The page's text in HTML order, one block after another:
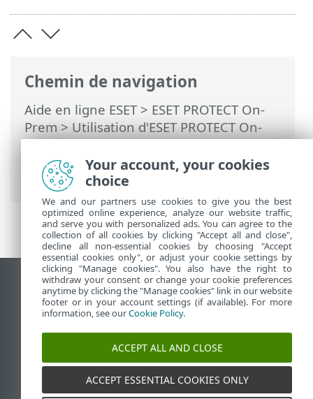
Chemin de navigation
Aide en ligne ESET> ESET PROTECT On-
Prem>Utilisation d'ESET PROTECT On-
Prem>ESET PROTECT On-Prem Menu
principal
>Tâches>Tâches client>
Déconnexion
Afficher le site des postes de travail
End of Life
Base de connaissances ESET
ESET Status Portal
Support régional
Your account, your cookies
choice
We and our partners use cookies to give you the best
optimized online experience, analyze our website traffic,
and serve you with personalized ads. You can agree to the
collection of all cookies by clicking "Accept all and close",
decline all non-essential cookies by choosing "Accept
essential cookies only", or adjust your cookie settings by
clicking "Manage cookies". You also have the right to
withdraw your consent or change your cookie preferences
anytime by clicking the "Manage cookies" link in our website
footer or in your account settings (if available). For more
information, see ourCookie Policy.
ACCEPT ALL AND CLOSE
ACCEPT ESSENTIAL COOKIES ONLY